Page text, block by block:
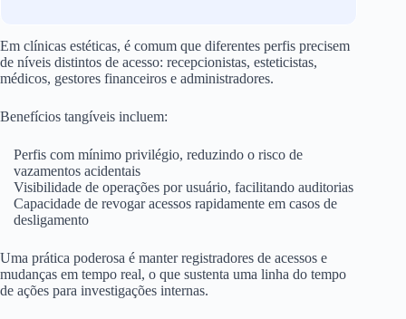
Em clínicas estéticas, é comum que diferentes perfis precisem
de níveis distintos de acesso: recepcionistas, esteticistas,
médicos, gestores financeiros e administradores.
Benefícios tangíveis incluem:
Perfis com mínimo privilégio, reduzindo o risco de
vazamentos acidentais
Visibilidade de operações por usuário, facilitando auditorias
Capacidade de revogar acessos rapidamente em casos de
desligamento
Uma prática poderosa é manter registradores de acessos e
mudanças em tempo real, o que sustenta uma linha do tempo
de ações para investigações internas.